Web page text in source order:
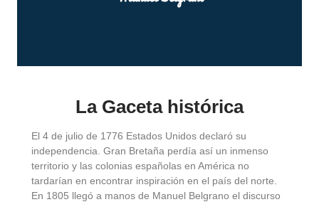
La Gaceta histórica
El 4 de julio de 1776 Estados Unidos declaró su
independencia. Gran Bretaña perdía así un inmenso
territorio y las colonias españolas en América no
tardarían en encontrar inspiración en el país del norte.
En 1805 llegó a manos de Manuel Belgrano el discurso